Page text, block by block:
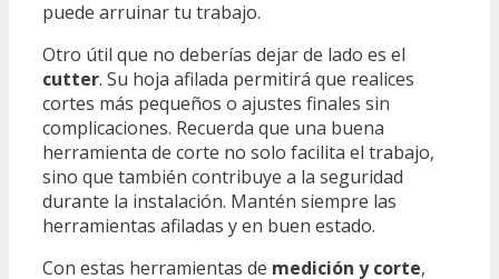
puede arruinar tu trabajo.
Otro útil que no deberías dejar de lado es el
cutter. Su hoja afilada permitirá que realices
cortes más pequeños o ajustes finales sin
complicaciones. Recuerda que una buena
herramienta de corte no solo facilita el trabajo,
sino que también contribuye a la seguridad
durante la instalación. Mantén siempre las
herramientas afiladas y en buen estado.
Con estas herramientas de medición y corte,